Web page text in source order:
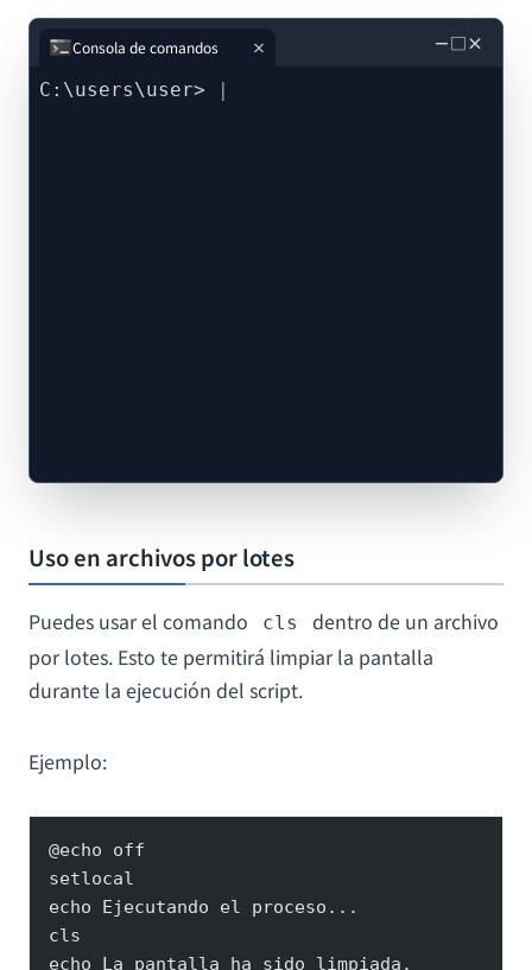
－□×
Consola de comandos
C:\users\user>
Uso en archivos por lotes
Puedes usar el comando cls
dentro de un archivo
por lotes. Esto te permitirá limpiar la pantalla
durante la ejecución del script.
Ejemplo:
@echo off
setlocal
echo Ejecutando el proceso...
cls
echo La pantalla ha sido limpiada.